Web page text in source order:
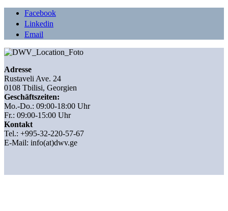
Facebook
Linkedin
Email
Adresse
Rustaveli Ave. 24
0108 Tbilisi, Georgien
Geschäftszeiten:
Mo.-Do.: 09:00-18:00 Uhr
Fr.: 09:00-15:00 Uhr
Kontakt
Tel.: +995-32-220-57-67
E-Mail: info(at)dwv.ge